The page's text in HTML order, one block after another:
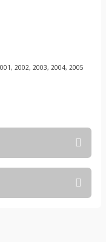
2002, 2003, 2004, 2005